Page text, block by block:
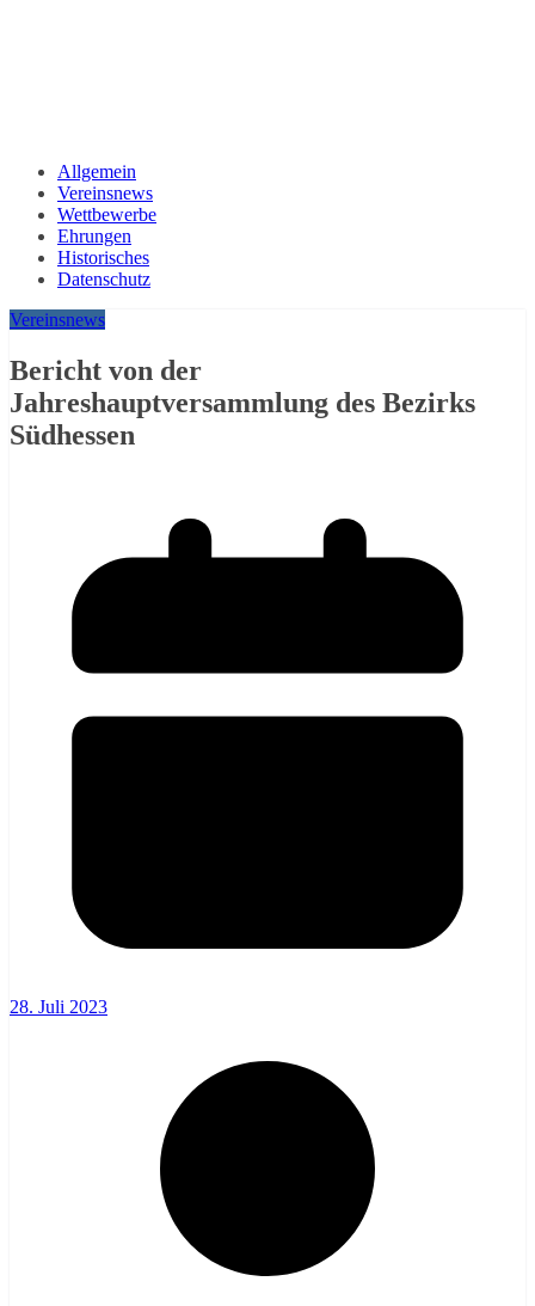
Allgemein
Vereinsnews
Wettbewerbe
Ehrungen
Historisches
Datenschutz
Vereinsnews
Bericht von der
Jahreshauptversammlung des Bezirks
Südhessen
28. Juli 2023